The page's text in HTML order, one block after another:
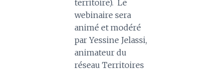
territoire). Le
webinaire sera
animé et modéré
par Yessine Jelassi,
animateur du
réseau Territoires